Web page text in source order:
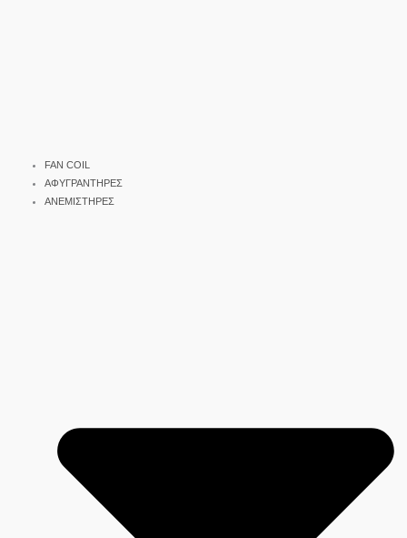
FAN COIL
ΑΦΥΓΡΑΝΤΗΡΕΣ
ΑΝΕΜΙΣΤΗΡΕΣ